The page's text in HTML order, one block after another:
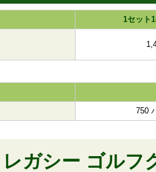
1セット
750
ガシー ゴルフ